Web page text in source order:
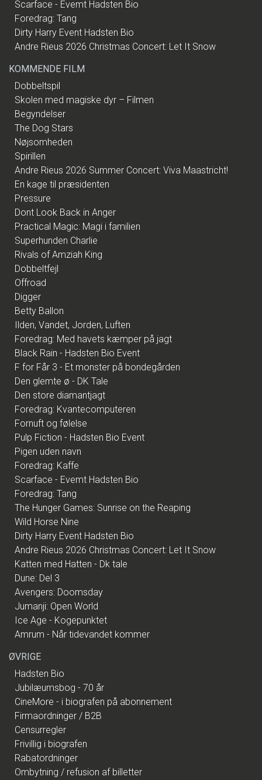
Scarface - Evemt Hadsten Bio
Foredrag: Tang
Dirty Harry Event Hadsten Bio
Andre Rieus 2026 Christmas Concert: Let It Snow
KOMMENDE FILM
Dobbeltspil
Skolen med magiske dyr – Filmen
Begyndelser
The Dog Stars
Nøjsomheden
Spirillen
Andre Rieus 2026 Summer Concert: Viva Maastricht!
En kage til præsidenten
Pressure
Dont Look Back in Anger
Practical Magic: Magi i familien
Superhunden Charlie
Rivals of Amziah King
Dobbeltfejl
Offroad
Digger
Betty Ballon
Ilden, Vandet, Jorden, Luften
Foredrag: Med havets kæmper på jagt
Black Rain - Hadsten Bio Event
F for Får 3 - Et monster på bondegården
Den glemte ø - DK Tale
Den store diamantjagt
Foredrag: Kvantecomputeren
Fornuft og følelse
Pulp Fiction - Hadsten Bio Event
Pigen uden navn
Foredrag: Kaffe
Scarface - Evemt Hadsten Bio
Foredrag: Tang
The Hunger Games: Sunrise on the Reaping
Wild Horse Nine
Dirty Harry Event Hadsten Bio
Andre Rieus 2026 Christmas Concert: Let It Snow
Katten med Hatten - Dk tale
Dune: Del 3
Avengers: Doomsday
Jumanji: Open World
Ice Age - Kogepunktet
Amrum - Når tidevandet kommer
ØVRIGE
Hadsten Bio
Jubilæumsbog - 70 år
CineMore - i biografen på abonnement
Firmaordninger / B2B
Censurregler
Frivillig i biografen
Rabatordninger
Ombytning / refusion af billetter